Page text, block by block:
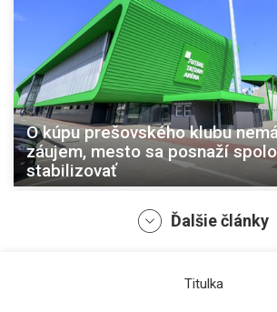
O kúpu prešovského klubu
záujem, mesto sa posnaží
stabilizovať
Ďalšie články
Titulka